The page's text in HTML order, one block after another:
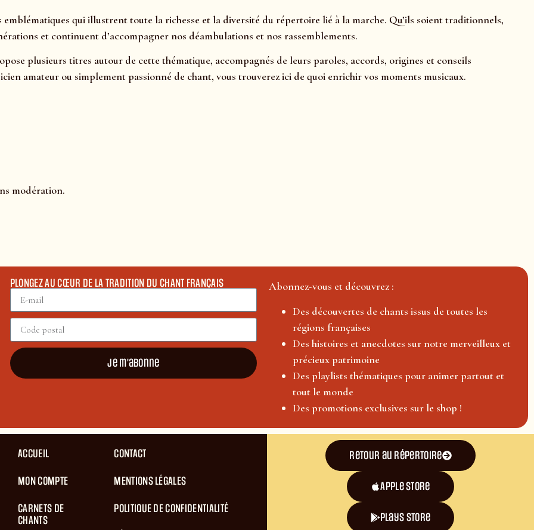
qui illustrent toute la richesse et la diversité du répertoire lié à la marche. Qu’ils soient traditionnels,
et continuent d’accompagner nos déambulations et nos rassemblements.
plusieurs titres autour de cette thématique, accompagnés de leurs paroles, accords, origines et conseils
amateur ou simplement passionné de chant, vous trouverez ici de quoi enrichir vos moments musicaux.
modération.
PLONGEZ AU CŒUR DE LA TRADITION DU CHANT FRANÇAIS
Je m'abonne
Abonnez-vous et découvrez :
Des découvertes de chants issus de toutes les
régions françaises
Des histoires et anecdotes sur notre merveilleux et
précieux patrimoine
Des playlists thématiques pour animer partout et
tout le monde
Des promotions exclusives sur le shop !
ACCUEIL
MON COMPTE
CARNETS DE
CHANTS
CONTACT
MENTIONS LÉGALES
POLITIQUE DE CONFIDENTIALITÉ
Retour au répertoire
Apple Store
plays store